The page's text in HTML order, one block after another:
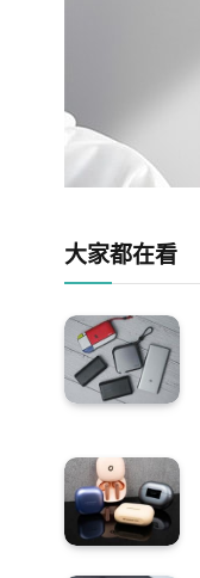
大家都在看